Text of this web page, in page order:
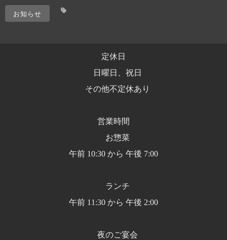
お知らせ
定休日
日曜日、祝日
その他不定休あり
営業時間
お惣菜
午前 10:30 から 午後 7:00
ランチ
午前 11:30 から 午後 2:00
夜のご宴会